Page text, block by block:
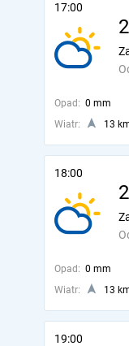
17:00
Opad: 0 mm
Wiatr:
13
18:00
Opad: 0 mm
Wiatr:
13
19:00